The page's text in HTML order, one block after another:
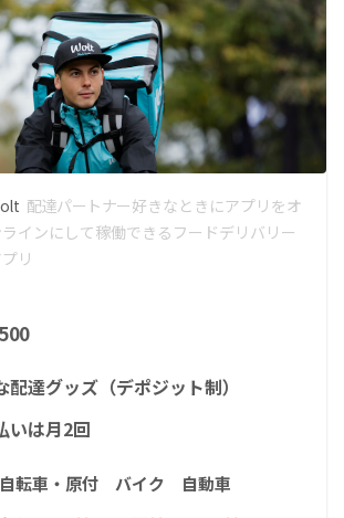
配達パートナー好きなときにアプリをオ
ラインにして稼働できるフードデリバリー
リ
配達グッズ（デポジット制）
いは月2回
自転車・原付 バイク 自動車